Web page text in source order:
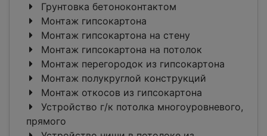
Грунтовка бетоноконтактом
Монтаж гипсокартона
Монтаж гипсокартона на стену
Монтаж гипсокартона на потолок
Монтаж перегородок из гипсокартона
Монтаж полукруглой конструкций
Монтаж откосов из гипсокартона
Устройство г/к потолка многоуровневого,
прямого